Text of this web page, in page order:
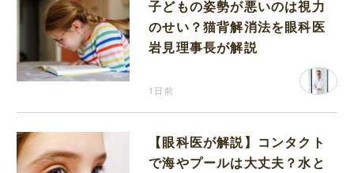
子どもの姿勢が悪いのは視力
のせい？猫背解消法を眼科医
岩見理事長が解説
1日前
【眼科医が解説】コンタクト
で海やプールは大丈夫？水と